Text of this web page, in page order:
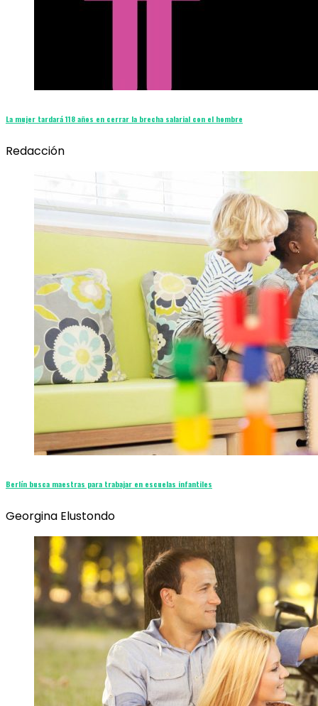
La mujer tardará 118 años en cerrar la brecha salarial con el hombre
Redacción
Berlín busca maestras para trabajar en escuelas infantiles
Georgina Elustondo